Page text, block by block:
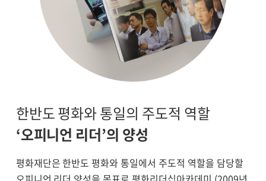
한반도 평화와 통일의 주도적 역할
‘오피니언 리더’의 양성
평화재단은 한반도 평화와 통일에서 주도적 역할을 담당할